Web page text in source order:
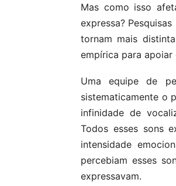
Mas como isso
expressa?
tornam mais
empírica para apoiar
Uma equipe de
sistematicamente o
infinidade de
Todos esses sons
intensidade
percebiam esses
expressavam.